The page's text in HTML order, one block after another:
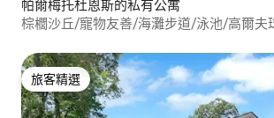
帕爾梅托杜恩斯的私有公寓
棕櫚沙丘/寵物友善/海灘步道/泳池/高爾夫
旅客精選
旅客精選